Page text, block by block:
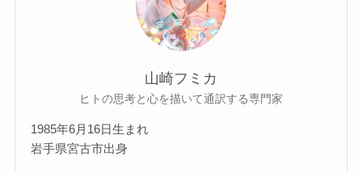
山崎フミカ
ヒトの思考と心を描いて通訳する専門家
1985年6月16日生まれ
岩手県宮古市出身